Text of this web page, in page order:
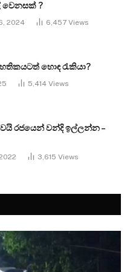
වෙනසක් ?
2024 6,457 Views
හොඳ රැකියා?
5,414 Views
රජයෙන් වන්දි ඉල්ලන්න –
3,615 Views